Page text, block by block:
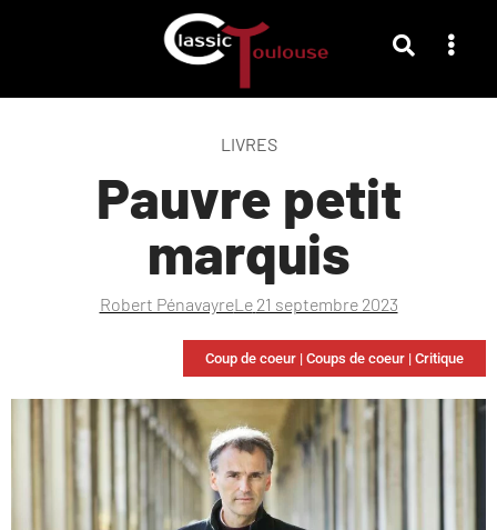
LIVRES
Pauvre petit
marquis
Robert PénavayreLe 21 septembre 2023
Coup de coeur | Coups de coeur | Critique